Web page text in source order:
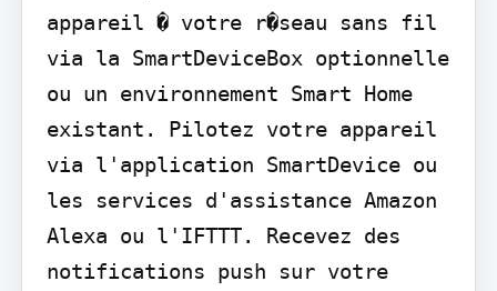
appareil � votre r�seau sans fil
via la SmartDeviceBox optionnelle
ou un environnement Smart Home
existant. Pilotez votre appareil
via l'application SmartDevice ou
les services d'assistance Amazon
Alexa ou l'IFTTT. Recevez des
notifications push sur votre